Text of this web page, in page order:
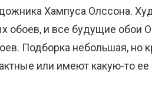
Хампуса Олссона.
обоев, и все будущие обои
Подборка небольшая, но
или имеют какую-то